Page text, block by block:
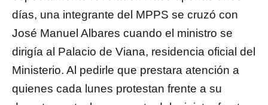
días, una integrante del MPPS se cruzó con
José Manuel Albares cuando el ministro se
dirigía al Palacio de Viana, residencia oficial del
Ministerio. Al pedirle que prestara atención a
quienes cada lunes protestan frente a su